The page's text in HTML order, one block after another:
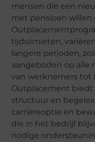
mensen die een
met pensioen willen
tijdslimieten,
langere perioden,
aangeboden op alle
van werknemers tot
Outplacement biedt
structuur en
carrièreoptie en
die in het bedrijf
nodige